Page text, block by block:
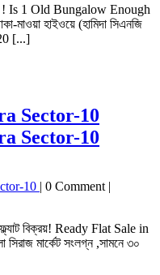
হাইওয়ে (হামিদা সিএনজি
[...]
Sector-10
Sector-10
10 | 0 Comment |
মার্কেট সংলগ্ন ,সামনে ৩০